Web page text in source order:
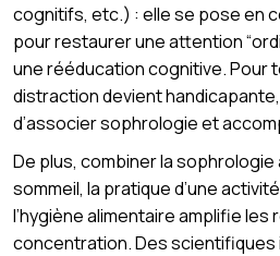
cognitifs, etc.) : elle se pose en
pour restaurer une attention
une rééducation cognitive. Pour
distraction devient
d’associer sophrologie et
De plus, combiner la sophrologie
sommeil, la pratique d’une
l’hygiène alimentaire amplifie les
concentration. Des